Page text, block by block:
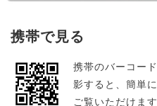
携帯で見る
携帯のバーコー
影すると、簡単
ご覧いただけます